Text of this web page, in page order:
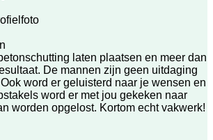
laten plaatsen en meer dan
De mannen zijn geen uitdaging
word er geluisterd naar je wensen en
word er met jou gekeken naar
worden opgelost. Kortom echt vakwerk!